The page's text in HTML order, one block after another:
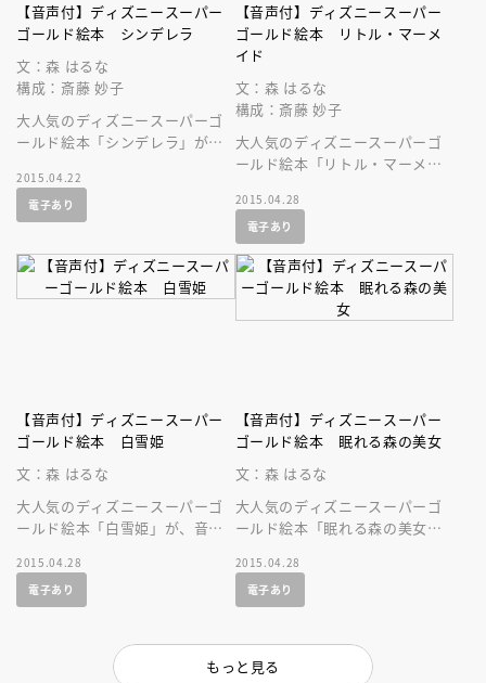
【音声付】ディズニースーパー
ゴールド絵本 シンデレラ
文：森 はるな
構成：斎藤 妙子
大人気のディズニースーパーゴ
ールド絵本「シンデレラ」が、
す！
2015.04.22
電子あり
【音声付】ディズニースーパー
ゴールド絵本 リトル・マーメ
イド
文：森 はるな
構成：斎藤 妙子
大人気のディズニースーパーゴ
ールド絵本「リトル・マーメイ
なって登場です！ 名作を持ち
歩こう！
2015.04.28
電子あり
【音声付】ディズニースーパー
ゴールド絵本 白雪姫
文：森 はるな
大人気のディズニースーパーゴ
ールド絵本「白雪姫」が、音声
2015.04.28
電子あり
【音声付】ディズニースーパー
ゴールド絵本 眠れる森の美女
文：森 はるな
大人気のディズニースーパーゴ
ールド絵本「眠れる森の美女」
て登場です！不朽の名作を親子
で楽しもう！
2015.04.28
電子あり
もっと見る